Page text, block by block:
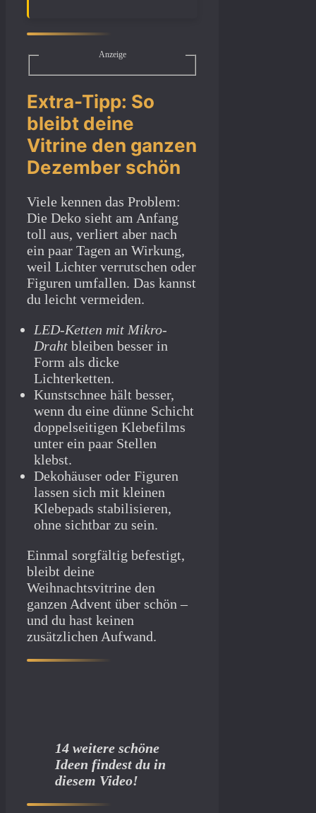
Anzeige
Extra-Tipp: So
bleibt deine
Vitrine den ganzen
Dezember schön
Viele kennen das Problem:
Die Deko sieht am Anfang
toll aus, verliert aber nach
ein paar Tagen an Wirkung,
weil Lichter verrutschen oder
Figuren umfallen. Das kannst
du leicht vermeiden.
LED-Ketten mit Mikro-
Draht bleiben besser in
Form als dicke
Lichterketten.
Kunstschnee hält besser,
wenn du eine dünne Schicht
doppelseitigen Klebefilms
unter ein paar Stellen
klebst.
Dekohäuser oder Figuren
lassen sich mit kleinen
Klebepads stabilisieren,
ohne sichtbar zu sein.
Einmal sorgfältig befestigt,
bleibt deine
Weihnachtsvitrine den
ganzen Advent über schön –
und du hast keinen
zusätzlichen Aufwand.
14 weitere schöne
Ideen findest du in
diesem Video!